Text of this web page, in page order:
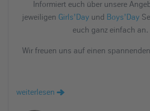
Informiert euch über unsere
jeweiligen Girls’Dayund Boys’Day
euch ganz einfach an.
Wir freuen uns auf einen
weiterlesen